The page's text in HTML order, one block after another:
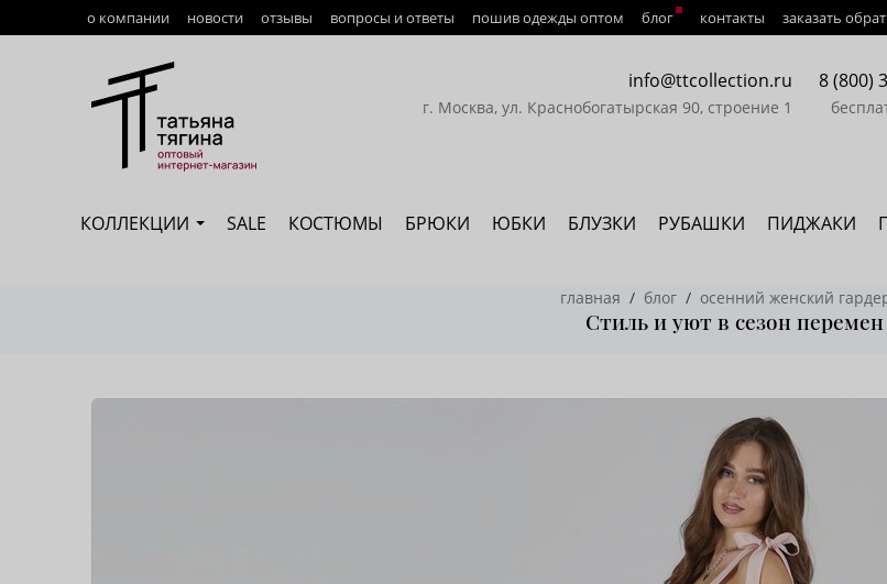
о компании
Доставка
Возврат
новости отзывы вопросы и ответы пошив одежды оптом блог контакты заказать
info@ttcollection.ru
г. Москва, ул. Краснобогатырская 90, строение 1
8 (800)
КОЛЛЕКЦИИ SALE КОСТЮМЫ БРЮКИ ЮБКИ БЛУЗКИ РУБАШКИ ПИДЖАКИ
главная блог осенний женский
Стиль и уют в сезон перемен